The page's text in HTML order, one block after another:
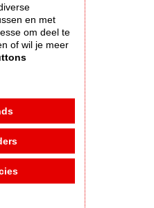
en met
om deel te
of wil je meer